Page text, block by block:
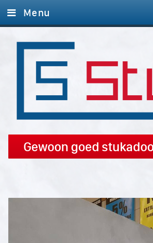
Gewoon goed
Menu
Offerte aanvragen
Contact